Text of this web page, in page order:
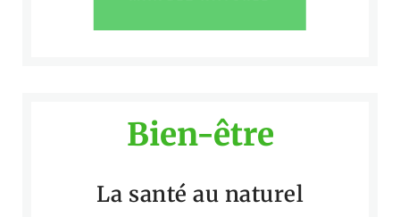
Bien-être
La santé au naturel